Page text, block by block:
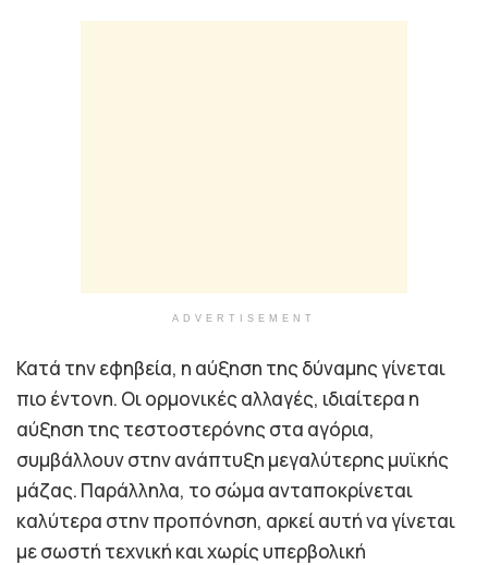
ADVERTISEMENT
Κατά την εφηβεία, η αύξηση της δύναμης γίνεται
πιο έντονη. Οι ορμονικές αλλαγές, ιδιαίτερα η
αύξηση της τεστοστερόνης στα αγόρια,
συμβάλλουν στην ανάπτυξη μεγαλύτερης μυϊκής
μάζας. Παράλληλα, το σώμα ανταποκρίνεται
καλύτερα στην προπόνηση, αρκεί αυτή να γίνεται
με σωστή τεχνική και χωρίς υπερβολική